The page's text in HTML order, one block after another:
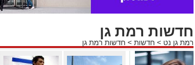
חדשות רמת גן
רמת גן נט > חדשות > חדשות רמת גן